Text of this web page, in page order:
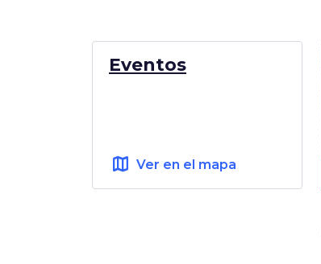
Eventos
map Ver en el mapa